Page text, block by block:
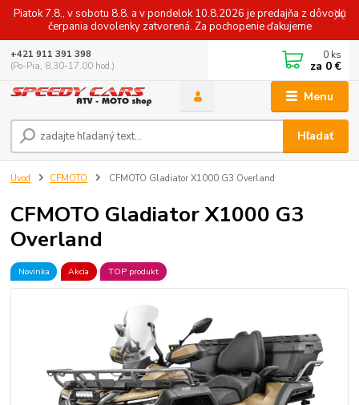
Piatok 7.8., v sobotu 8.8. a v pondelok 10.8.2026 je predajňa z dôvodu
čerpania dovolenky zatvorená. Za pochopenie ďakujeme
Menu
Hľadať
+421 911 391 398
(Po-Pia, 8.30-17.00 hod.)
0 ks
za 0 €
Úvod CFMOTO CFMOTO Gladiator X1000 G3 Overland
CFMOTO Gladiator X1000 G3
Overland
Novinka Akcia TOP produkt